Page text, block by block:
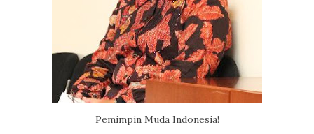
Pemimpin Muda Indonesia!